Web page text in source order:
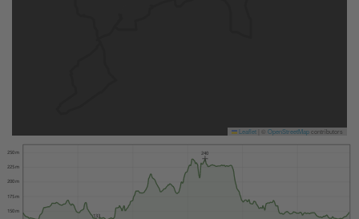
Leaflet OpenStreetMapcontributors
150 m
175 m
200 m
225 m
250 m
133
240